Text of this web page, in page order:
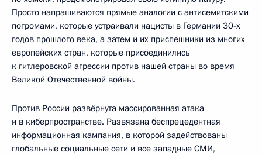
Просто напрашиваются прямые аналогии с антисемитскими
погромами, которые устраивали нацисты в Германии 30-х
годов прошлого века, а затем и их приспешники из многих
европейских стран, которые присоединились
к гитлеровской агрессии против нашей страны во время
Великой Отечественной войны.
Против России развёрнута массированная атака
и в киберпространстве. Развязана беспрецедентная
информационная кампания, в которой задействованы
глобальные социальные сети и все западные СМИ,